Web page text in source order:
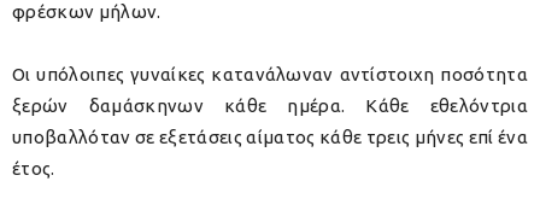
φρέσκων μήλων.
Οι υπόλοιπες γυναίκες κατανάλωναν αντίστοιχη ποσότητα
ξερών δαμάσκηνων κάθε ημέρα. Κάθε εθελόντρια
υποβαλλόταν σε εξετάσεις αίματος κάθε τρεις μήνες επί ένα
έτος.